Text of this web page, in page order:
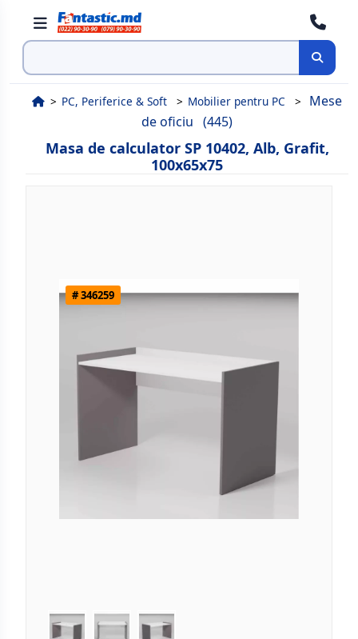
Cauta
PC, Periferice & Soft Mobilier pentru PC
Mese
de oficiu (445)
Masa de calculator SP 10402, Alb, Grafit,
100x65x75
# 346259